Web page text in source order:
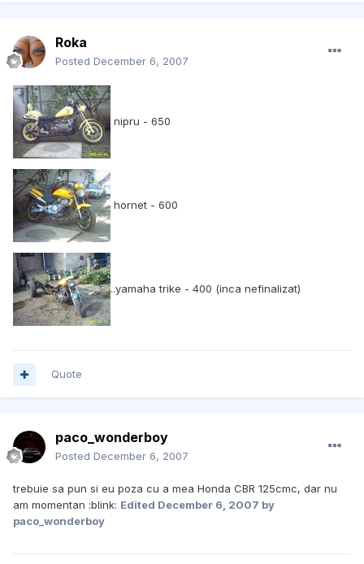
Roka
Posted December 6, 2007
nipru - 650
hornet - 600
..yamaha trike - 400 (inca nefinalizat)
Quote
paco_wonderboy
Posted December 6, 2007
trebuie sa pun si eu poza cu a mea Honda CBR 125cmc, dar nu
am momentan :blink: Edited December 6, 2007 by
paco_wonderboy